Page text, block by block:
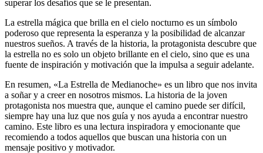
superar los desafíos que se le presentan.
La estrella mágica que brilla en el cielo nocturno es un símbolo
poderoso que representa la esperanza y la posibilidad de alcanzar
nuestros sueños. A través de la historia, la protagonista descubre que
la estrella no es solo un objeto brillante en el cielo, sino que es una
fuente de inspiración y motivación que la impulsa a seguir adelante.
En resumen, «La Estrella de Medianoche» es un libro que nos invita
a soñar y a creer en nosotros mismos. La historia de la joven
protagonista nos muestra que, aunque el camino puede ser difícil,
siempre hay una luz que nos guía y nos ayuda a encontrar nuestro
camino. Este libro es una lectura inspiradora y emocionante que
recomiendo a todos aquellos que buscan una historia con un
mensaje positivo y motivador.